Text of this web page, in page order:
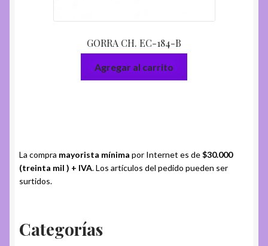
GORRA CH. EC-184-B
Agregar al carrito
La compra mayorista mínima por Internet es de$30.000
(treinta mil ) + IVA. Los artículos del pedido pueden ser
surtidos.
Categorías